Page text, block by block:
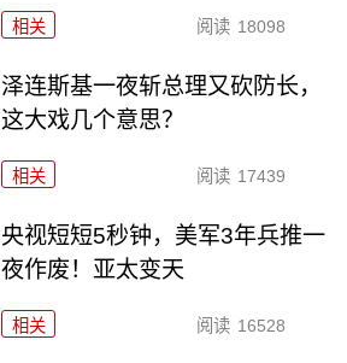
相关 阅读 18098
泽连斯基一夜斩总理又砍防长，
这大戏几个意思？
相关 阅读 17439
央视短短5秒钟，美军3年兵推一
夜作废！亚太变天
相关 阅读 16528